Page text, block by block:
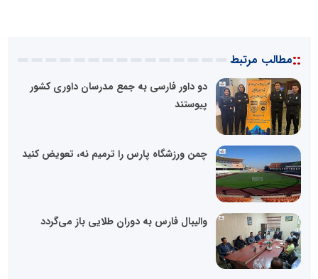
::مطالب مرتبط
دو داور فارسی به جمع مدرسان داوری کشور
پیوستند
چمن ورزشگاه پارس را ترمیم نه، تعویض کنید
والیبال فارس به دوران طلایی باز می‌گردد